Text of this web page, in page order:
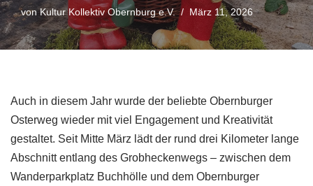
vonKultur Kollektiv Obernburg e.V. März 11, 2026
Auch in diesem Jahr wurde der beliebte Obernburger
Osterweg wieder mit viel Engagement und Kreativität
gestaltet. Seit Mitte März lädt der rund drei Kilometer lange
Abschnitt entlang des Grobheckenwegs – zwischen dem
Wanderparkplatz Buchhölle und dem Obernburger